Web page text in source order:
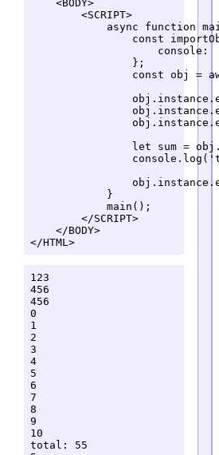
    <BODY>
        <SCRIPT>
async function
const
console:
                };
const obj =
let sum =
            }
            main();
        </SCRIPT>
    </BODY>
</HTML>
123
456
456
0
1
2
3
4
5
6
7
8
9
10
total: 55